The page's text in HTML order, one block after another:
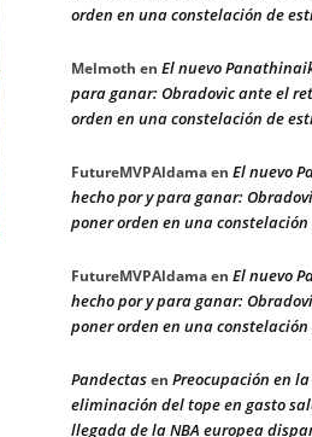
orden en una constelación de
Melmoth en El nuevo
para ganar: Obradovic ante el
orden en una constelación de
FutureMVPAldamaen El nuevo
hecho por y para ganar:
poner orden en una
FutureMVPAldamaen El nuevo
hecho por y para ganar:
poner orden en una
Pandectasen Preocupación en
eliminación del tope en gasto
llegada de la NBA europea